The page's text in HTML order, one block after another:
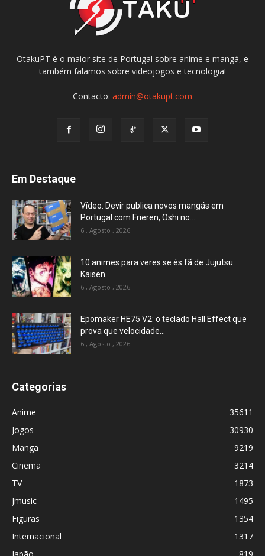
OtakuPT é o maior site de Portugal sobre anime e mangá, e
também falamos sobre videojogos e tecnologia!
Contacto: admin@otakupt.com
Em Destaque
Vídeo: Devir publica novos mangás em
Portugal com Frieren, Oshi no...
6 , Agosto , 2026
10 animes para veres se és fã de Jujutsu
Kaisen
6 , Agosto , 2026
Epomaker HE75 V2: o teclado Hall Effect que
prova que velocidade...
6 , Agosto , 2026
Categorias
Anime
35611
Jogos
30930
Manga
9219
Cinema
3214
TV
1873
Jmusic
1495
Figuras
1354
Internacional
1317